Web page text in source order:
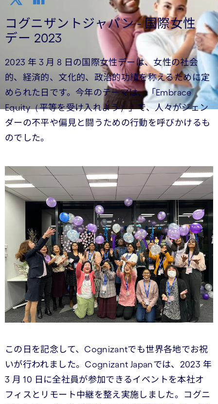
コグニザントジャパン - 国際女性
デー 2023
2023 年 3 月 8 日の国際女性デーは、女性の社会
的、経済的、文化的、政治的功績を称えるために定
められた日です。今年のテーマは、「Embrace
Equity（平等を受け入れよう）」で、人々がジェン
ダーの不平や偏見と闘うための行動を呼びかけるも
のでした。
この日を記念して、Cognizantでも世界各地でお祝
いが行われました。Cognizant Japanでは、2023 年
3 月 10 日に全社員が参加できるイベントを本社オ
フィスとリモート中継を整え実施しました。コグニ